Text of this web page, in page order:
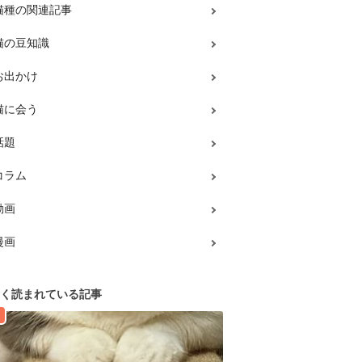
種の関連記事
の豆知識
出かけ
に会う
題
ラム
画
画
読まれている記事